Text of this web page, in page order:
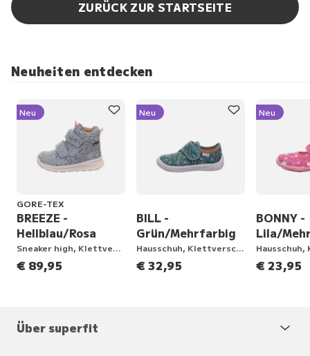
ZURÜCK ZUR STARTSEITE
Neuheiten entdecken
Neu
GORE-TEX
BREEZE -
Hellblau/Rosa
Sneaker high, Klettverschluss
€ 89,95
Neu
BILL -
Grün/Mehrfarbig
Hausschuh, Klettverschluss
€ 32,95
Neu
BONNY -
Lila/
€ 23,95
Über superfit